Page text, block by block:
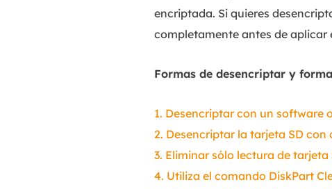
encriptada. Si quieres
completamente antes de aplicar
Formas de desencriptar y
1. Desencriptar con un software
2. Desencriptar la tarjeta SD
3. Eliminar sólo lectura de
4. Utiliza el comando DiskPart